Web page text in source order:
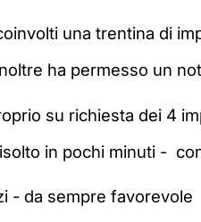
una trentina di
ha permesso un
su richiesta dei 4
in pochi minuti -
- da sempre